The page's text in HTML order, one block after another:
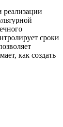
реализации
сроки
как создать